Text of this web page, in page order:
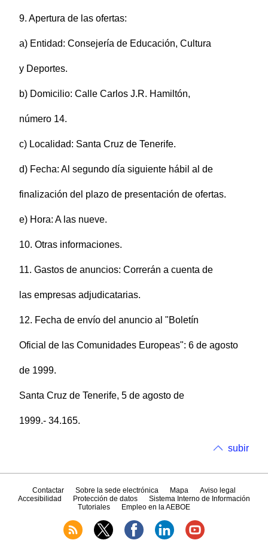
9. Apertura de las ofertas:
a) Entidad: Consejería de Educación, Cultura
y Deportes.
b) Domicilio: Calle Carlos J.R. Hamiltón,
número 14.
c) Localidad: Santa Cruz de Tenerife.
d) Fecha: Al segundo día siguiente hábil al de
finalización del plazo de presentación de ofertas.
e) Hora: A las nueve.
10. Otras informaciones.
11. Gastos de anuncios: Correrán a cuenta de
las empresas adjudicatarias.
12. Fecha de envío del anuncio al "Boletín
Oficial de las Comunidades Europeas": 6 de agosto
de 1999.
Santa Cruz de Tenerife, 5 de agosto de
1999.- 34.165.
subir
Contactar Sobre la sede electrónica Mapa
Aviso legal
Accesibilidad
Protección de datos
Sistema Interno de Información
Tutoriales
Empleo en la AEBOE